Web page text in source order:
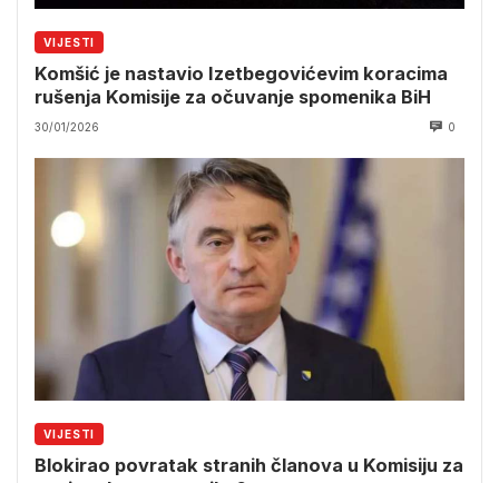
VIJESTI
Komšić je nastavio Izetbegovićevim koracima
rušenja Komisije za očuvanje spomenika BiH
30/01/2026 0
VIJESTI
Blokirao povratak stranih članova u Komisiju za